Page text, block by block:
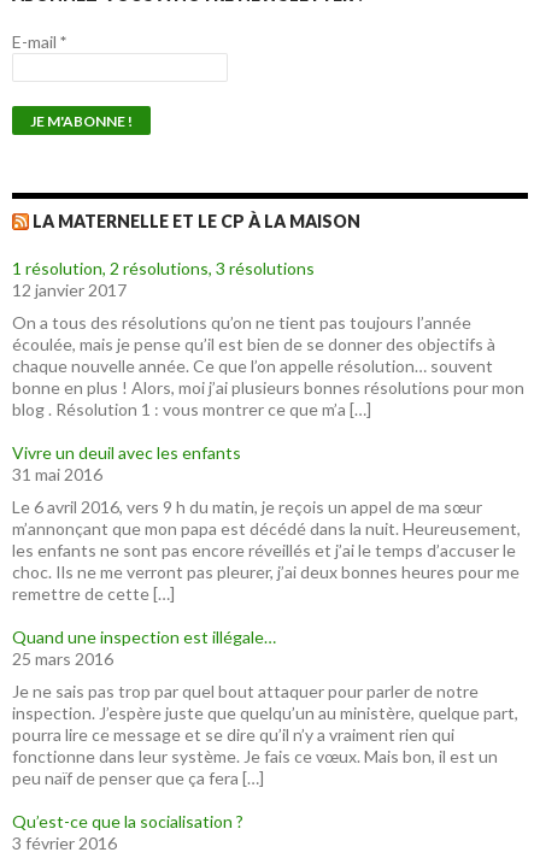
E-mail *
LA MATERNELLE ET LE CP À LA MAISON
1 résolution, 2 résolutions, 3 résolutions
12 janvier 2017
On a tous des résolutions qu’on ne tient pas toujours l’année
écoulée, mais je pense qu’il est bien de se donner des objectifs à
chaque nouvelle année. Ce que l’on appelle résolution… souvent
bonne en plus ! Alors, moi j’ai plusieurs bonnes résolutions pour mon
blog . Résolution 1 : vous montrer ce que m’a […]
Vivre un deuil avec les enfants
31 mai 2016
Le 6 avril 2016, vers 9 h du matin, je reçois un appel de ma sœur
m’annonçant que mon papa est décédé dans la nuit. Heureusement,
les enfants ne sont pas encore réveillés et j’ai le temps d’accuser le
choc. Ils ne me verront pas pleurer, j’ai deux bonnes heures pour me
remettre de cette […]
Quand une inspection est illégale…
25 mars 2016
Je ne sais pas trop par quel bout attaquer pour parler de notre
inspection. J’espère juste que quelqu’un au ministère, quelque part,
pourra lire ce message et se dire qu’il n’y a vraiment rien qui
fonctionne dans leur système. Je fais ce vœux. Mais bon, il est un
peu naïf de penser que ça fera […]
Qu’est-ce que la socialisation ?
3 février 2016